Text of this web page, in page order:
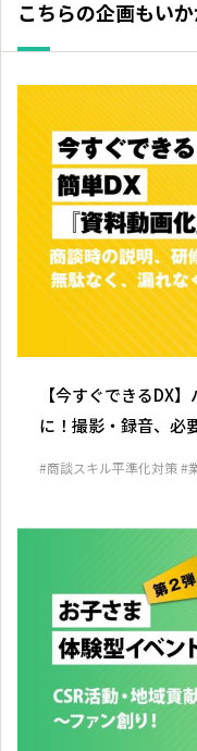
こちらの企画もい
【今すぐできるDX
に！撮影・録音、必
#商談スキル平準化対策#